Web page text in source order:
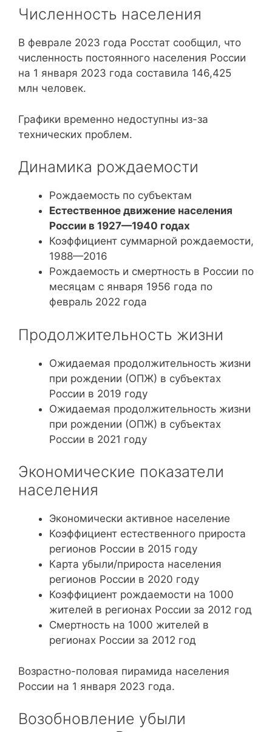
Численность населения
В феврале 2023 года Росстат сообщил, что
численность постоянного населения России
на 1 января 2023 года составила 146,425
млн человек.
Графики временно недоступны из-за
технических проблем.
Динамика рождаемости
Рождаемость по субъектам
Естественное движение населения
России в 1927—1940 годах
Коэффициент суммарной рождаемости,
1988—2016
Рождаемость и смертность в России по
месяцам с января 1956 года по
февраль 2022 года
Продолжительность жизни
Ожидаемая продолжительность жизни
при рождении (ОПЖ) в субъектах
России в 2019 году
Ожидаемая продолжительность жизни
при рождении (ОПЖ) в субъектах
России в 2021 году
Экономические показатели
населения
Экономически активное население
Коэффициент естественного прироста
регионов России в 2015 году
Карта убыли/прироста населения
регионов России в 2020 году
Коэффициент рождаемости на 1000
жителей в регионах России за 2012 год
Смертность на 1000 жителей в
регионах России за 2012 год
Возрастно-половая пирамида населения
России на 1 января 2023 года.
Возобновление убыли